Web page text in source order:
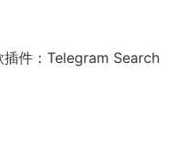
插件：Telegram Search